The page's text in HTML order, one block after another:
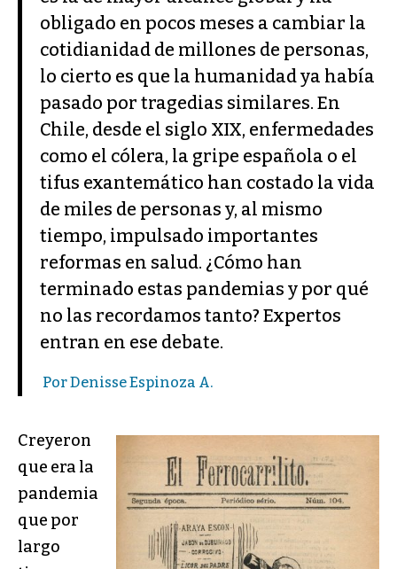
obligado en pocos meses a cambiar la
cotidianidad de millones de personas,
lo cierto es que la humanidad ya había
pasado por tragedias similares. En
Chile, desde el siglo XIX, enfermedades
como el cólera, la gripe española o el
tifus exantemático han costado la vida
de miles de personas y, al mismo
tiempo, impulsado importantes
reformas en salud. ¿Cómo han
terminado estas pandemias y por qué
no las recordamos tanto? Expertos
entran en ese debate.
Por Denisse Espinoza A.
Creyeron
que era la
pandemia
que por
largo